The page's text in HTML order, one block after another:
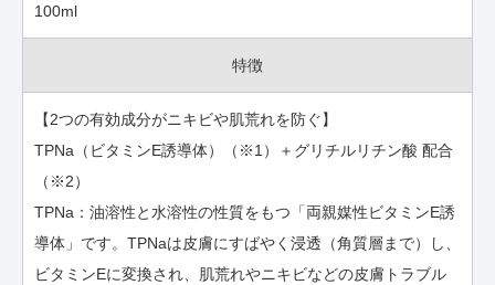
100ml
特徴
【2つの有効成分がニキビや肌荒れを防ぐ】
TPNa（ビタミンE誘導体）（※1）＋グリチルリチン酸 配合
（※2）
TPNa：油溶性と水溶性の性質をもつ「両親媒性ビタミンE誘
導体」です。TPNaは皮膚にすばやく浸透（角質層まで）し、
ビタミンEに変換され、肌荒れやニキビなどの皮膚トラブル